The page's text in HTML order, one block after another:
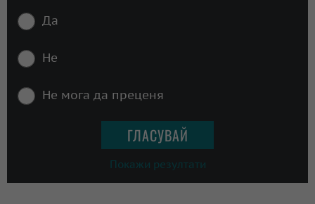
Да
Не
Не мога да преценя
Покажи резултати